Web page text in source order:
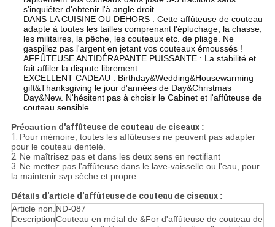
s'inquiéter d'obtenir l'à angle droit.
DANS LA CUISINE OU DEHORS : Cette affûteuse de couteau
adapte à toutes les tailles comprenant l'épluchage, la chasse,
les militaires, la pêche, les couteaux etc. de pliage. Ne
gaspillez pas l'argent en jetant vos couteaux émoussés !
AFFÛTEUSE ANTIDÉRAPANTE PUISSANTE : La stabilité et
fait affiler la dispute librement.
EXCELLENT CADEAU : Birthday&Wedding&Housewarming
gift&Thanksgiving le jour d'années de Day&Christmas
Day&New. N'hésitent pas à choisir le Cabinet et l'affûteuse de
couteau sensible
Précaution d'affûteuse de couteau deciseaux :
1. Pour mémoire, toutes les affûteuses ne peuvent pas adapter
pour le couteau dentelé.
2. Ne maîtrisez pas et dans les deux sens en rectifiant
3. Ne mettez pas l'affûteuse dans le lave-vaisselle ou l'eau, pour
la maintenir svp sèche et propre
Détails d'articled'affûteusedecouteau deciseaux :
Article non.ND-087
DescriptionCouteau en métal de &For d'affûteuse de couteau de